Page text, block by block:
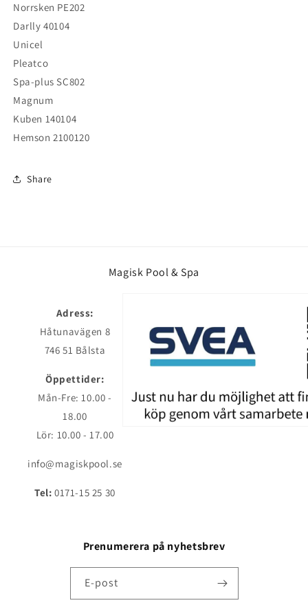
Norrsken PE202
Darlly 40104
Unicel
Pleatco
Spa-plus SC802
Magnum
Kuben 140104
Hemson 2100120
Share
Magisk Pool & Spa
Adress:
Håtunavägen 8
746 51 Bålsta
Öppettider:
Mån-Fre: 10.00 -
18.00
Lör: 10.00 - 17.00
info@magiskpool.se
Tel: 0171-15 25 30
Prenumerera på nyhetsbrev
E-post